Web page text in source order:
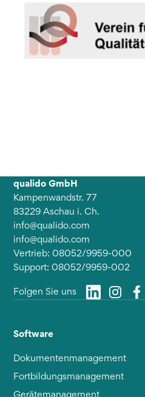
qualido GmbH
Kampenwandstr. 77
83229 Aschau i. Ch.
info@qualido.com
info@qualido.com
Vertrieb: 08052/9959-000
Support: 08052/9959-002
Folgen Sie uns
Software
Dokumentenmanagement
Fortbildungsmanagement
Gerätemanagement